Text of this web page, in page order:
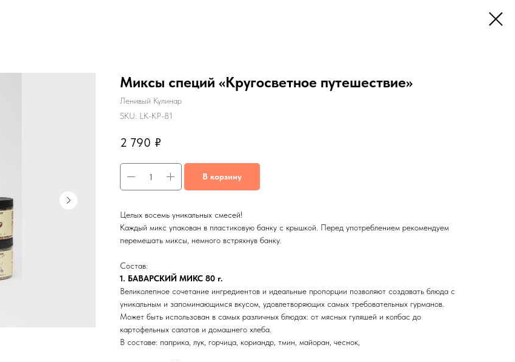
Миксы специй «Кругосветное путешествие»
Ленивый Кулинар
SKU: LK-KP-81
2 790 ₽
В корзину
Целых восемь уникальных смесей!
Каждый микс упакован в пластиковую банку с крышкой. Перед употреблением рекомендуем
перемешать миксы, немного встряхнув банку.
Состав:
1. БАВАРСКИЙ МИКС 80 г.
Великолепное сочетание ингредиентов и идеальные пропорции позволяют создавать блюда с
уникальным и запоминающимся вкусом, удовлетворяющих самых требовательных гурманов.
Может быть использован в самых различных блюдах: от мясных гуляшей и колбас до
картофельных салатов и домашнего хлеба.
В составе: паприка, лук, горчица, кориандр, тмин, майоран, чеснок,